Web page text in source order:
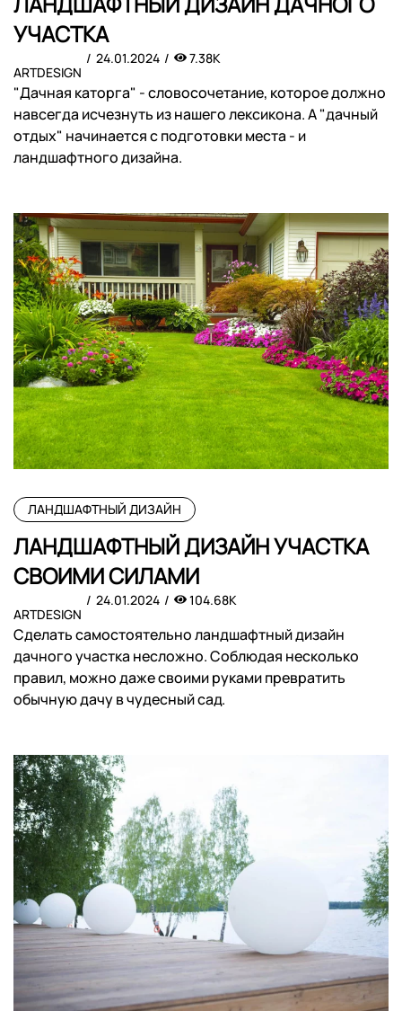
УЧАСТКА
ARTDESIGN
24.01.2024 7.38K
"Дачная каторга" - словосочетание, которое должно
навсегда исчезнуть из нашего лексикона. А "дачный
отдых" начинается с подготовки места - и
ландшафтного дизайна.
ЛАНДШАФТНЫЙ ДИЗАЙН
ЛАНДШАФТНЫЙ ДИЗАЙН УЧАСТКА
СВОИМИ СИЛАМИ
ARTDESIGN
24.01.2024 104.68K
Сделать самостоятельно ландшафтный дизайн
дачного участка несложно. Соблюдая несколько
правил, можно даже своими руками превратить
обычную дачу в чудесный сад.